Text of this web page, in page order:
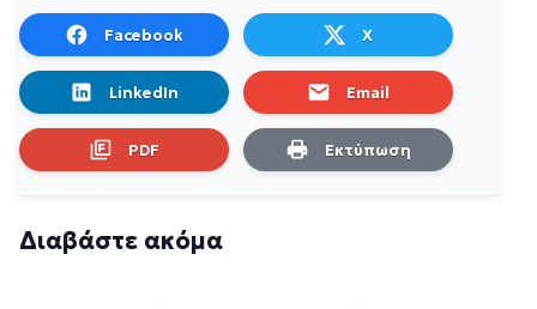
Facebook X
LinkedIn Email
PDF Εκτύπωση
Διαβάστε ακόμα